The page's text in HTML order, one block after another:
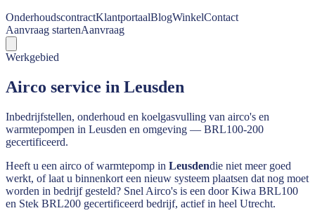
OnderhoudscontractKlantportaalBlogWinkelContact
Aanvraag startenAanvraag
Werkgebied
Airco service in Leusden
Inbedrijfstellen, onderhoud en koelgasvulling van airco's en
warmtepompen in Leusden en omgeving — BRL100-200
gecertificeerd.
Heeft u een airco of warmtepomp in Leusdendie niet meer goed
werkt, of laat u binnenkort een nieuw systeem plaatsen dat nog moet
worden in bedrijf gesteld? Snel Airco's is een door Kiwa BRL100
en Stek BRL200 gecertificeerd bedrijf, actief in heel Utrecht.